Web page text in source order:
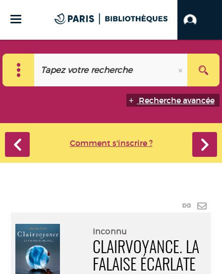
Recherche avancée
Comment s'inscrire ?
Lien
Inconnu
CLAIRVOYANCE. LA
FALAISE ÉCARLATE